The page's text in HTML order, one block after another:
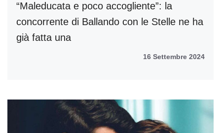
“Maleducata e poco accogliente”: la
concorrente di Ballando con le Stelle ne ha
già fatta una
16 Settembre 2024